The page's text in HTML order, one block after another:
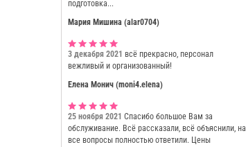
подготовка...
Мария Мишина (alar0704)
3 декабря 2021 всё прекрасно, персонал
вежливый и организованный!
Елена Монич (moni4.elena)
25 ноября 2021 Спасибо большое Вам за
обслуживание. Всё рассказали, всё объяснили, на
все вопросы полностью ответили. Цены